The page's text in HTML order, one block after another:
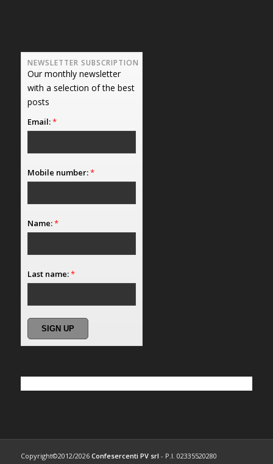
NEWSLETTER SUBSCRIPTION
Our monthly newsletter
with a selection of the best
posts
Email:*
Mobile number:*
Name:*
Last name:*
Copyright©2012/2026 Confesercenti PV srl - P.I. 02335520280